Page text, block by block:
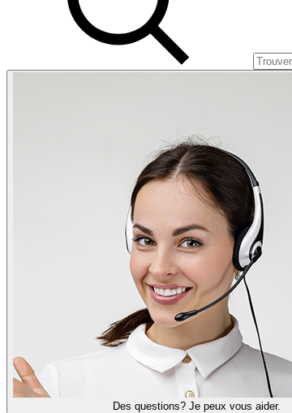
Des questions? Je peux vous aider.